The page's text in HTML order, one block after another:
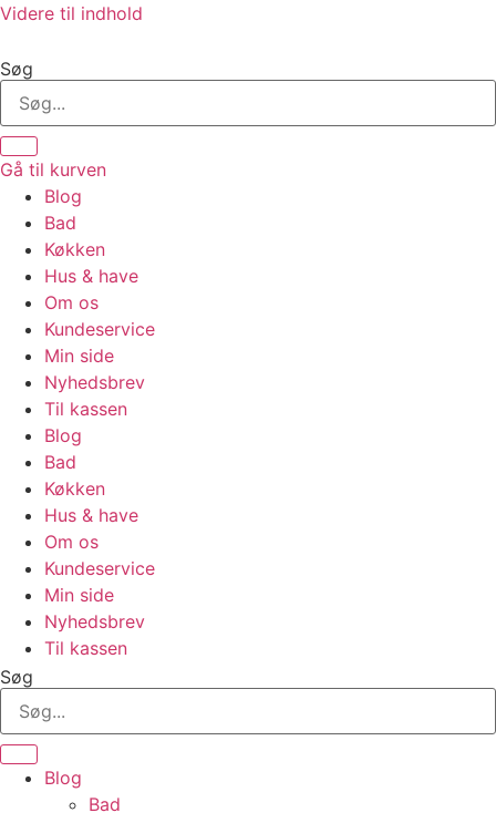
Videre til indhold
Søg
Gå til kurven
Blog
Bad
Køkken
Hus & have
Om os
Kundeservice
Min side
Nyhedsbrev
Til kassen
Blog
Bad
Køkken
Hus & have
Om os
Kundeservice
Min side
Nyhedsbrev
Til kassen
Søg
Blog
Bad